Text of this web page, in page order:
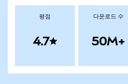
평점
4.7
다운로드 수
50M+